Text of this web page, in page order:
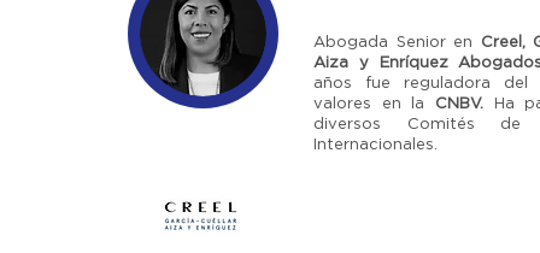
Abogada Senior en
Creel,
Aiza y Enríquez
años fue reguladora del
valores en la CNBV. Ha
diversos Comités de
Internacionales.